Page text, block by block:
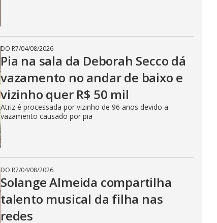
DO R7/04/08/2026
Pia na sala da Deborah Secco dá
vazamento no andar de baixo e
vizinho quer R$ 50 mil
Atriz é processada por vizinho de 96 anos devido a
vazamento causado por pia
DO R7/04/08/2026
Solange Almeida compartilha
talento musical da filha nas
redes